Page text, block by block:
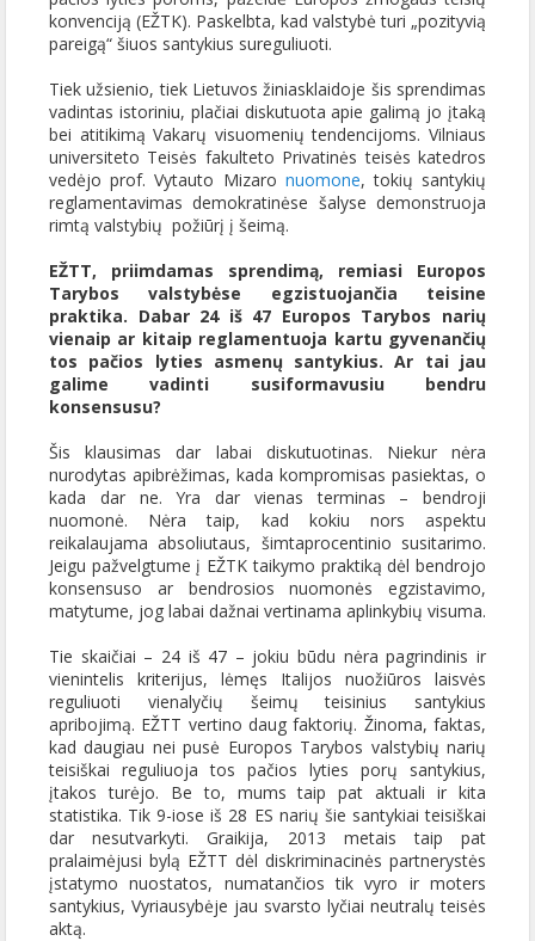
konvenciją (EŽTK). Paskelbta, kad valstybė turi „pozityvią
pareigą“ šiuos santykius sureguliuoti.
Tiek užsienio, tiek Lietuvos žiniasklaidoje šis sprendimas
vadintas istoriniu, plačiai diskutuota apie galimą jo įtaką
bei atitikimą Vakarų visuomenių tendencijoms. Vilniaus
universiteto Teisės fakulteto Privatinės teisės katedros
vedėjo prof. Vytauto Mizaro nuomone, tokių santykių
reglamentavimas demokratinėse šalyse demonstruoja
rimtą valstybių požiūrį į šeimą.
EŽTT, priimdamas sprendimą, remiasi Europos
Tarybos valstybėse egzistuojančia teisine
praktika. Dabar 24 iš 47 Europos Tarybos narių
vienaip ar kitaip reglamentuoja kartu gyvenančių
tos pačios lyties asmenų santykius. Ar tai jau
galime vadinti susiformavusiu bendru
konsensusu?
Šis klausimas dar labai diskutuotinas. Niekur nėra
nurodytas apibrėžimas, kada kompromisas pasiektas, o
kada dar ne. Yra dar vienas terminas – bendroji
nuomonė. Nėra taip, kad kokiu nors aspektu
reikalaujama absoliutaus, šimtaprocentinio susitarimo.
Jeigu pažvelgtume į EŽTK taikymo praktiką dėl bendrojo
konsensuso ar bendrosios nuomonės egzistavimo,
matytume, jog labai dažnai vertinama aplinkybių visuma.
Tie skaičiai – 24 iš 47 – jokiu būdu nėra pagrindinis ir
vienintelis kriterijus, lėmęs Italijos nuožiūros laisvės
reguliuoti vienalyčių šeimų teisinius santykius
apribojimą. EŽTT vertino daug faktorių. Žinoma, faktas,
kad daugiau nei pusė Europos Tarybos valstybių narių
teisiškai reguliuoja tos pačios lyties porų santykius,
įtakos turėjo. Be to, mums taip pat aktuali ir kita
statistika. Tik 9-iose iš 28 ES narių šie santykiai teisiškai
dar nesutvarkyti. Graikija, 2013 metais taip pat
pralaimėjusi bylą EŽTT dėl diskriminacinės partnerystės
įstatymo nuostatos, numatančios tik vyro ir moters
santykius, Vyriausybėje jau svarsto lyčiai neutralų teisės
aktą.